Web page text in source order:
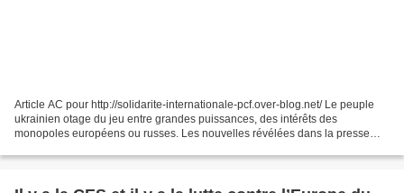
Article AC pour http://solidarite-internationale-pcf.over-blog.net/ Le peuple
ukrainien otage du jeu entre grandes puissances, des intérêts des
monopoles européens ou russes. Les nouvelles révélées dans la presse